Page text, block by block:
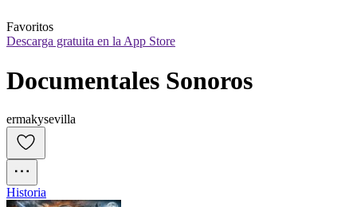
Favoritos
Descarga gratuita en la App Store
Documentales Sonoros
ermakysevilla
Historia